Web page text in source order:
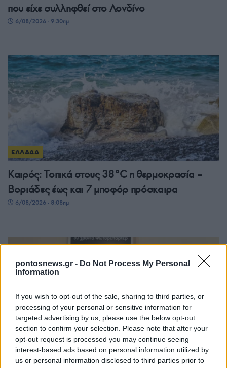
pontosnews.gr - Do Not Process My Personal
Information
If you wish to opt-out of the sale, sharing to third parties, or
processing of your personal or sensitive information for
targeted advertising by us, please use the below opt-out
section to confirm your selection. Please note that after your
opt-out request is processed you may continue seeing
interest-based ads based on personal information utilized by
us or personal information disclosed to third parties prior to
που είχε συλληφθεί στο Λονδίνο
6/08/2026 - 9:30πμ
ΕΛΛΑΔΑ
Καιρός: Τοπικά στους 38°C η θερμοκρασία –
Βοριάδες έως και 7 μποφόρ πρόσκαιρα
6/08/2026 - 8:08πμ
ΕΛΛΑΔΑ
Θεσσαλονίκη: Στον Δήμο Καλαμαριάς